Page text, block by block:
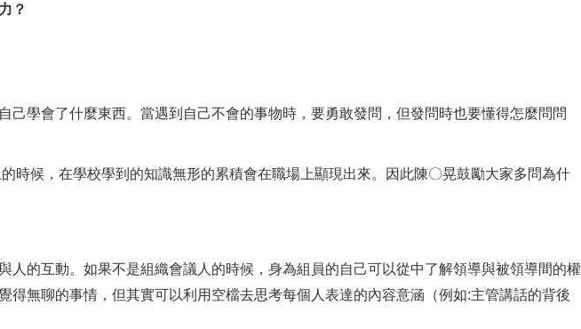
？
學會了什麼東西。當遇到自己不會的事物時，要勇敢發問，但發問時也要懂得怎麼問問
候，在學校學到的知識無形的累積會在職場上顯現出來。因此陳〇晃鼓勵大家多問為什
的互動。如果不是組織會議人的時候，身為組員的自己可以從中了解領導與被領導間的權
無聊的事情，但其實可以利用空檔去思考每個人表達的內容意涵（例如:主管講話的背後